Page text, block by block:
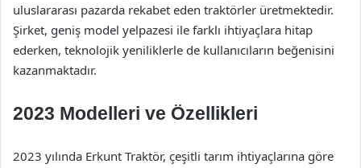
uluslararası pazarda rekabet eden traktörler üretmektedir.
Şirket, geniş model yelpazesi ile farklı ihtiyaçlara hitap
ederken, teknolojik yeniliklerle de kullanıcıların beğenisini
kazanmaktadır.
2023 Modelleri ve Özellikleri
2023 yılında Erkunt Traktör, çeşitli tarım ihtiyaçlarına göre